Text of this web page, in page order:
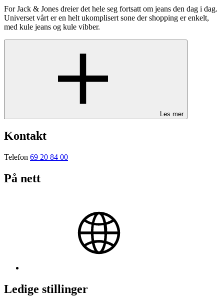
For Jack & Jones dreier det hele seg fortsatt om jeans den dag i dag.
Universet vårt er en helt ukomplisert sone der shopping er enkelt,
med kule jeans og kule vibber.
Les mer
Kontakt
Telefon 69 20 84 00
På nett
Ledige stillinger